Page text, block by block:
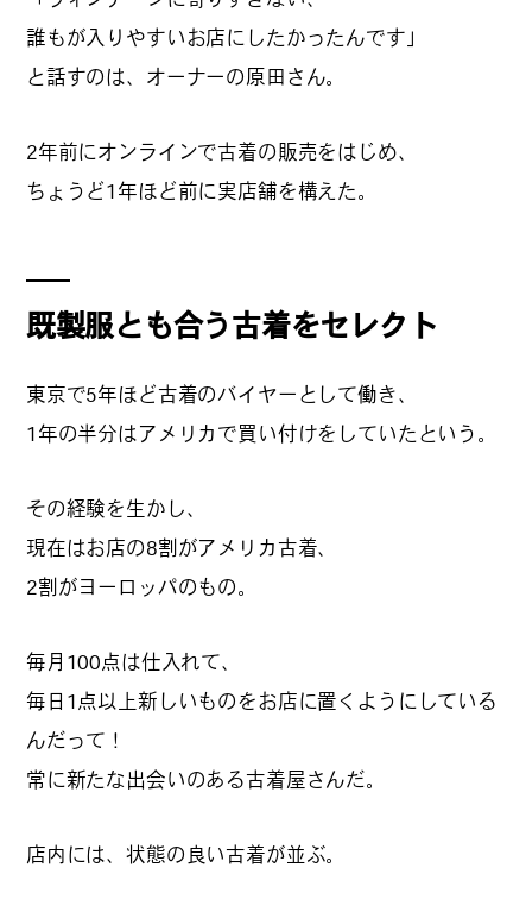
プレゼントフォー・ユー
昼飲み・春飲み
#ボクと麺
#職人の手仕事に触れる
誰もが入りやすいお店にしたかったんです」
と話すのは、オーナーの原田さん。
2年前にオンラインで古着の販売をはじめ、
ちょうど1年ほど前に実店舗を構えた。
既製服とも合う古着をセレクト
東京で5年ほど古着のバイヤーとして働き、
1年の半分はアメリカで買い付けをしていたという。
その経験を生かし、
現在はお店の8割がアメリカ古着、
2割がヨーロッパのもの。
毎月100点は仕入れて、
毎日1点以上新しいものをお店に置くようにしている
んだって！
常に新たな出会いのある古着屋さんだ。
店内には、状態の良い古着が並ぶ。